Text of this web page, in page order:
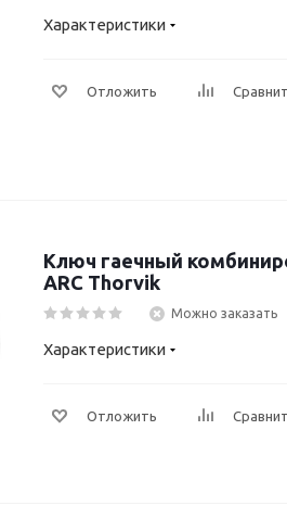
Характеристики
Отложить
Ключ гаечный
ARC Thorvik
Можно заказать
Характеристики
Отложить